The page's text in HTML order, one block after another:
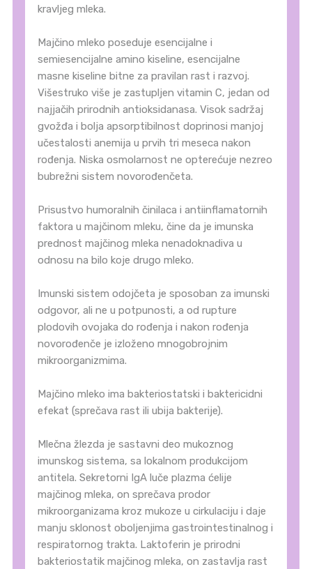
kravljeg mleka.
Majčino mleko poseduje esencijalne i
semiesencijalne amino kiseline, esencijalne
masne kiseline bitne za pravilan rast i razvoj.
Višestruko više je zastupljen vitamin C, jedan od
najjačih prirodnih antioksidanasa. Visok sadržaj
gvožđa i bolja apsorptibilnost doprinosi manjoj
učestalosti anemija u prvih tri meseca nakon
rođenja. Niska osmolarnost ne opterećuje nezreo
bubrežni sistem novorođenčeta.
Prisustvo humoralnih činilaca i antiinflamatornih
faktora u majčinom mleku, čine da je imunska
prednost majčinog mleka nenadoknadiva u
odnosu na bilo koje drugo mleko.
Imunski sistem odojčeta je sposoban za imunski
odgovor, ali ne u potpunosti, a od rupture
plodovih ovojaka do rođenja i nakon rođenja
novorođenče je izloženo mnogobrojnim
mikroorganizmima.
Majčino mleko ima bakteriostatski i baktericidni
efekat (sprečava rast ili ubija bakterije).
Mlečna žlezda je sastavni deo mukoznog
imunskog sistema, sa lokalnom produkcijom
antitela. Sekretorni IgA luče plazma ćelije
majčinog mleka, on sprečava prodor
mikroorganizama kroz mukoze u cirkulaciju i daje
manju sklonost oboljenjima gastrointestinalnog i
respiratornog trakta. Laktoferin je prirodni
bakteriostatik majčinog mleka, on zastavlja rast